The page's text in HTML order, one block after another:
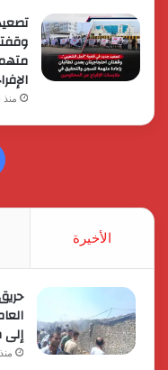
منذ 6 أيام
الأخيرة